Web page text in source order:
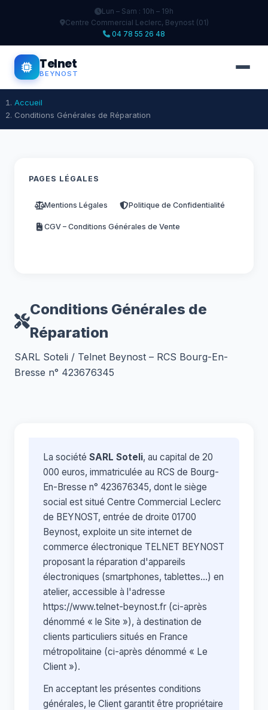
Lun – Sam : 10h – 19h
Centre Commercial Leclerc, Beynost (01)
04 78 55 26 48
Telnet
BEYNOST
Accueil
Conditions Générales de Réparation
Conditions Générales de
Réparation
SARL Soteli / Telnet Beynost – RCS Bourg-En-
Bresse n° 423676345
La société SARL Soteli, au capital de 20
000 euros, immatriculée au RCS de Bourg-
En-Bresse n° 423676345, dont le siège
social est situé Centre Commercial Leclerc
de BEYNOST, entrée de droite 01700
Beynost, exploite un site internet de
commerce électronique TELNET BEYNOST
proposant la réparation d'appareils
électroniques (smartphones, tablettes…) en
atelier, accessible à l'adresse
https://www.telnet-beynost.fr (ci-après
dénommé « le Site »), à destination de
clients particuliers situés en France
métropolitaine (ci-après dénommé « Le
Client »).
En acceptant les présentes conditions
générales, le Client garantit être propriétaire
PAGES LÉGALES
Mentions Légales Politique de Confidentialité
CGV – Conditions Générales de Vente